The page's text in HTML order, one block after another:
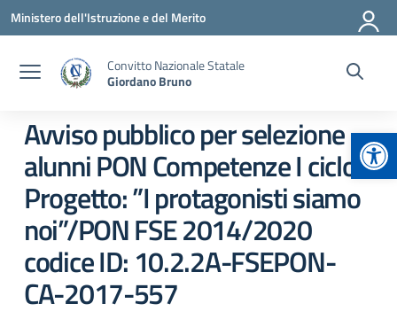
Vai ai contenuti
Vai al menu di navigazione
Vai al footer
Ministero dell'Istruzione e del Merito
Convitto Nazionale Statale
Giordano Bruno
Avviso pubblico per selezione
alunni PON Competenze I ciclo
Progetto: ”I protagonisti siamo
noi”/PON FSE 2014/2020
codice ID: 10.2.2A-FSEPON-
CA-2017-557